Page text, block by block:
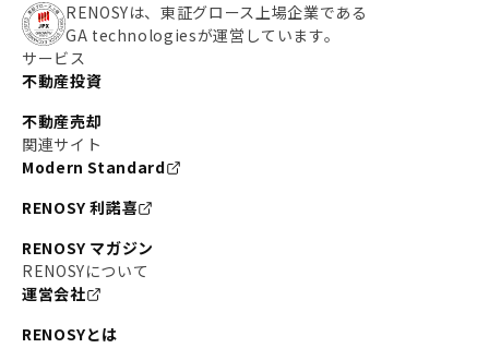
RENOSYは、東証グロース上場企業である
GA technologiesが運営しています。
サービス
不動産投資
不動産売却
関連サイト
Modern Standard
RENOSY 利諾喜
RENOSY マガジン
RENOSYについて
運営会社
RENOSYとは